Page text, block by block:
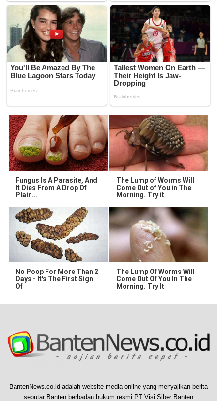
Fungus Is A Parasite, And
It Dies From A Drop Of
Plain...
The Lump of Worms Will
Come Out of You in The
Morning. Try it
No Poop For More Than 2
Days - It's The First Sign
Of
The Lump Of Worms Will
Come Out Of You In The
Morning. Try It
BantenNews.co.id adalah website media online yang menyajikan berita
seputar Banten berbadan hukum resmi PT Visi Siber Banten